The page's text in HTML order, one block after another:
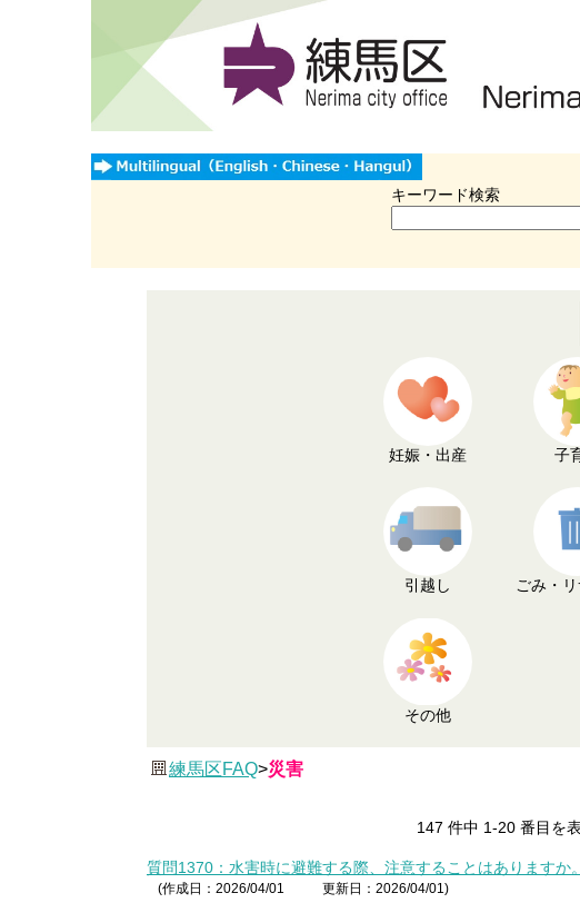
キーワード検索
妊娠・出産 子
引越し ごみ・
その他
練馬区FAQ>災害
147 件中 1-20 番目を
質問1370：水害時に避難する際、注意することはありますか。
(作成日：2026/04/01 更新日：2026/04/01)